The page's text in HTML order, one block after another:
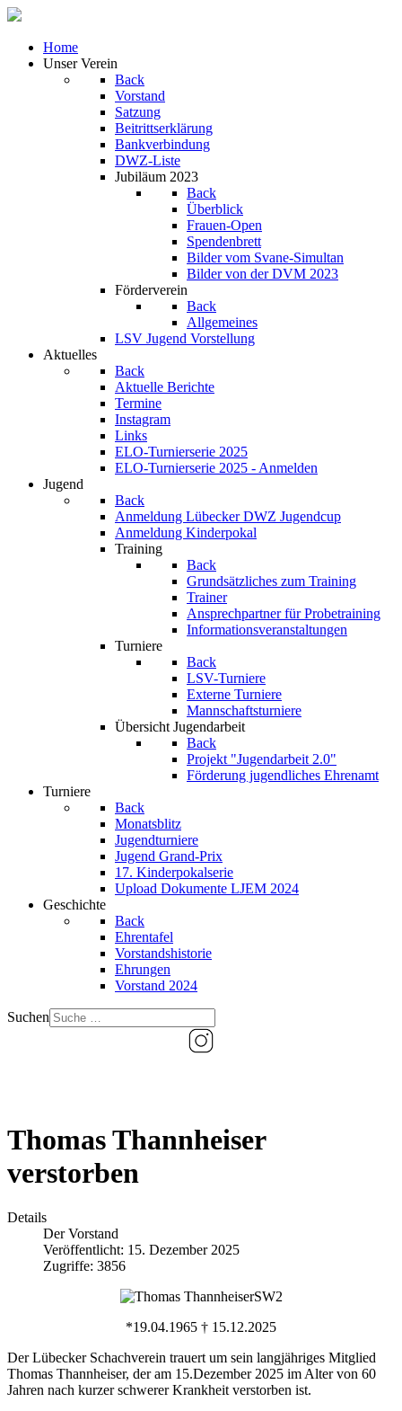
Home
Unser Verein
Back
Vorstand
Satzung
Beitrittserklärung
Bankverbindung
DWZ-Liste
Jubiläum 2023
Back
Überblick
Frauen-Open
Spendenbrett
Bilder vom Svane-Simultan
Bilder von der DVM 2023
Förderverein
Back
Allgemeines
LSV Jugend Vorstellung
Aktuelles
Back
Aktuelle Berichte
Termine
Instagram
Links
ELO-Turnierserie 2025
ELO-Turnierserie 2025 - Anmelden
Jugend
Back
Anmeldung Lübecker DWZ Jugendcup
Anmeldung Kinderpokal
Training
Back
Grundsätzliches zum Training
Trainer
Ansprechpartner für Probetraining
Informationsveranstaltungen
Turniere
Back
LSV-Turniere
Externe Turniere
Mannschaftsturniere
Übersicht Jugendarbeit
Back
Projekt "Jugendarbeit 2.0"
Förderung jugendliches Ehrenamt
Turniere
Back
Monatsblitz
Jugendturniere
Jugend Grand-Prix
17. Kinderpokalserie
Upload Dokumente LJEM 2024
Geschichte
Back
Ehrentafel
Vorstandshistorie
Ehrungen
Vorstand 2024
Suchen
Thomas Thannheiser
verstorben
Details
Der Vorstand
Veröffentlicht: 15. Dezember 2025
Zugriffe: 3856
*19.04.1965 † 15.12.2025
Der Lübecker Schachverein trauert um sein langjähriges Mitglied
Thomas Thannheiser, der am 15.Dezember 2025 im Alter von 60
Jahren nach kurzer schwerer Krankheit verstorben ist.